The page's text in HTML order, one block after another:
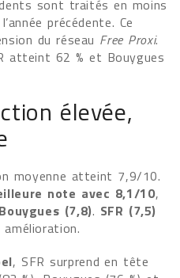
sont traités en moins
précédente. Ce
du réseau Free Proxi.
atteint 62 % et Bouygues
élevée,
moyenne atteint 7,9/10.
note avec 8,1/10,
Bouygues (7,8). SFR (7,5)
, SFR surprend en tête